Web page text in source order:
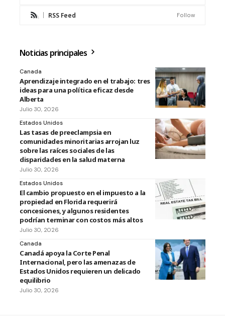
RSS Feed Follow
Noticias principales
Canada
Aprendizaje integrado en el trabajo: tres
ideas para una política eficaz desde
Alberta
Julio 30, 2026
Estados Unidos
Las tasas de preeclampsia en
comunidades minoritarias arrojan luz
sobre las raíces sociales de las
disparidades en la salud materna
Julio 30, 2026
Estados Unidos
El cambio propuesto en el impuesto a la
propiedad en Florida requerirá
concesiones, y algunos residentes
podrían terminar con costos más altos
Julio 30, 2026
Canada
Canadá apoya la Corte Penal
Internacional, pero las amenazas de
Estados Unidos requieren un delicado
equilibrio
Julio 30, 2026